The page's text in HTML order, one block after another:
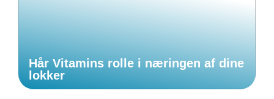
Hår Vitamins rolle i næringen af dine
lokker